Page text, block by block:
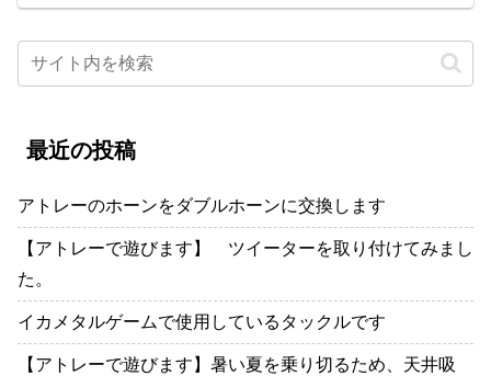
最近の投稿
アトレーのホーンをダブルホーンに交換します
【アトレーで遊びます】 ツイーターを取り付けてみまし
た。
イカメタルゲームで使用しているタックルです
【アトレーで遊びます】暑い夏を乗り切るため、天井吸